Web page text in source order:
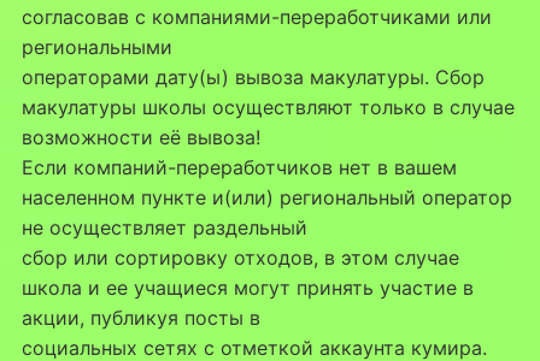
согласовав с компаниями-переработчиками или
региональными
операторами дату(ы) вывоза макулатуры. Сбор
макулатуры школы осуществляют только в случае
возможности её вывоза!
Если компаний-переработчиков нет в вашем
населенном пункте и(или) региональный оператор
не осуществляет раздельный
сбор или сортировку отходов, в этом случае
школа и ее учащиеся могут принять участие в
акции, публикуя посты в
социальных сетях с отметкой аккаунта кумира.